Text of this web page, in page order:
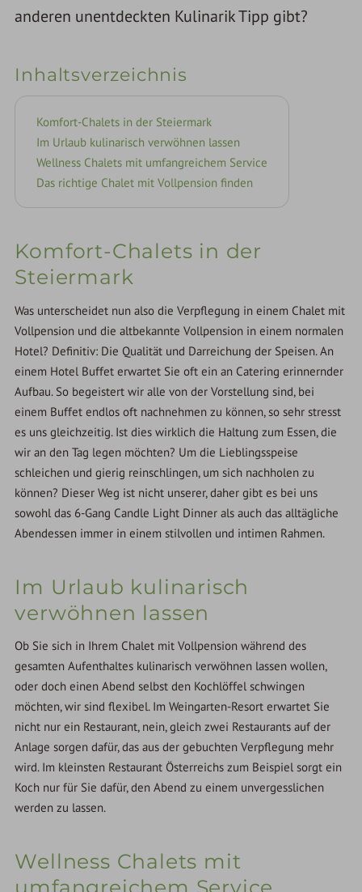
anderen unentdeckten Kulinarik Tipp gibt?
Inhaltsverzeichnis
Komfort-Chalets in der Steiermark
Im Urlaub kulinarisch verwöhnen lassen
Wellness Chalets mit umfangreichem Service
Das richtige Chalet mit Vollpension finden
Komfort-Chalets in der
Steiermark
Was unterscheidet nun also die Verpflegung in einem Chalet mit
Vollpension und die altbekannte Vollpension in einem normalen
Hotel? Definitiv: Die Qualität und Darreichung der Speisen. An
einem Hotel Buffet erwartet Sie oft ein an Catering erinnernder
Aufbau. So begeistert wir alle von der Vorstellung sind, bei
einem Buffet endlos oft nachnehmen zu können, so sehr stresst
es uns gleichzeitig. Ist dies wirklich die Haltung zum Essen, die
wir an den Tag legen möchten? Um die Lieblingsspeise
schleichen und gierig reinschlingen, um sich nachholen zu
können? Dieser Weg ist nicht unserer, daher gibt es bei uns
sowohl das 6-Gang Candle Light Dinner als auch das alltägliche
Abendessen immer in einem stilvollen und intimen Rahmen.
Im Urlaub kulinarisch
verwöhnen lassen
Ob Sie sich in Ihrem Chalet mit Vollpension während des
gesamten Aufenthaltes kulinarisch verwöhnen lassen wollen,
oder doch einen Abend selbst den Kochlöffel schwingen
möchten, wir sind flexibel. Im Weingarten-Resort erwartet Sie
nicht nur ein Restaurant, nein, gleich zwei Restaurants auf der
Anlage sorgen dafür, das aus der gebuchten Verpflegung mehr
wird. Im kleinsten Restaurant Österreichs zum Beispiel sorgt ein
Koch nur für Sie dafür, den Abend zu einem unvergesslichen
werden zu lassen.
Wellness Chalets mit
umfangreichem Service